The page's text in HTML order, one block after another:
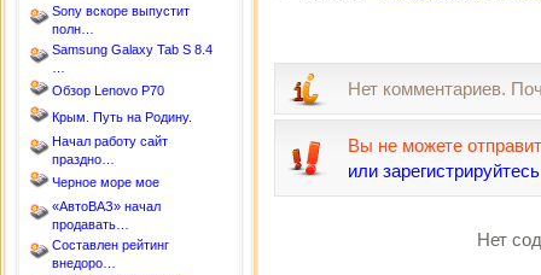
Sony вскоре выпустит
полн…
Samsung Galaxy Tab S 8.4
Обзор Lenovo P70
Крым. Путь на Родину.
Начал работу сайт
праздно…
Черное море мое
«АвтоВАЗ» начал
продавать…
Составлен рейтинг
внедоро…
Нет комментариев.
Вы не можете
или зарегистрируйтесь
Нет